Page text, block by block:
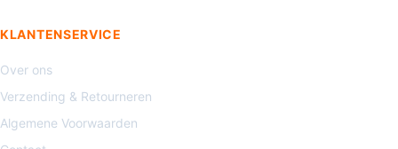
KLANTENSERVICE
Over ons
Verzending & Retourneren
Algemene Voorwaarden